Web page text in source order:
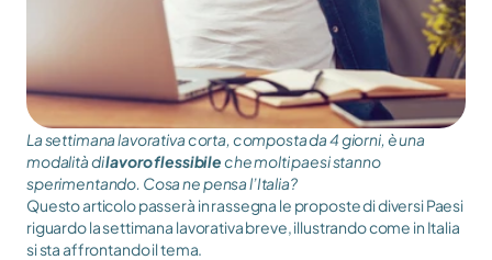
La settimana lavorativa corta, composta da 4 giorni, è una
modalità di lavoro flessibile che molti paesi stanno
sperimentando. Cosa ne pensa l’Italia?
Questo articolo passerà in rassegna le proposte di diversi Paesi
riguardo la settimana lavorativa breve, illustrando come in Italia
si sta affrontando il tema.